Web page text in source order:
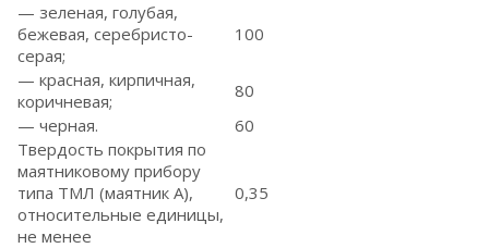
— зеленая, голубая,
бежевая, серебристо-
серая;
100
— красная, кирпичная,
коричневая;
80
— черная.
60
Твердость покрытия по
маятниковому прибору
типа ТМЛ (маятник А),
относительные единицы,
не менее
0,35